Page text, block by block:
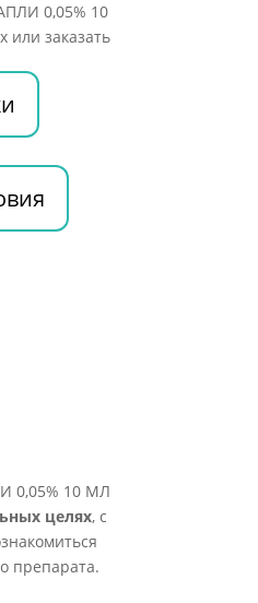
0,05% 10
или заказать
0,05% 10 МЛ
целях, с
препарата.